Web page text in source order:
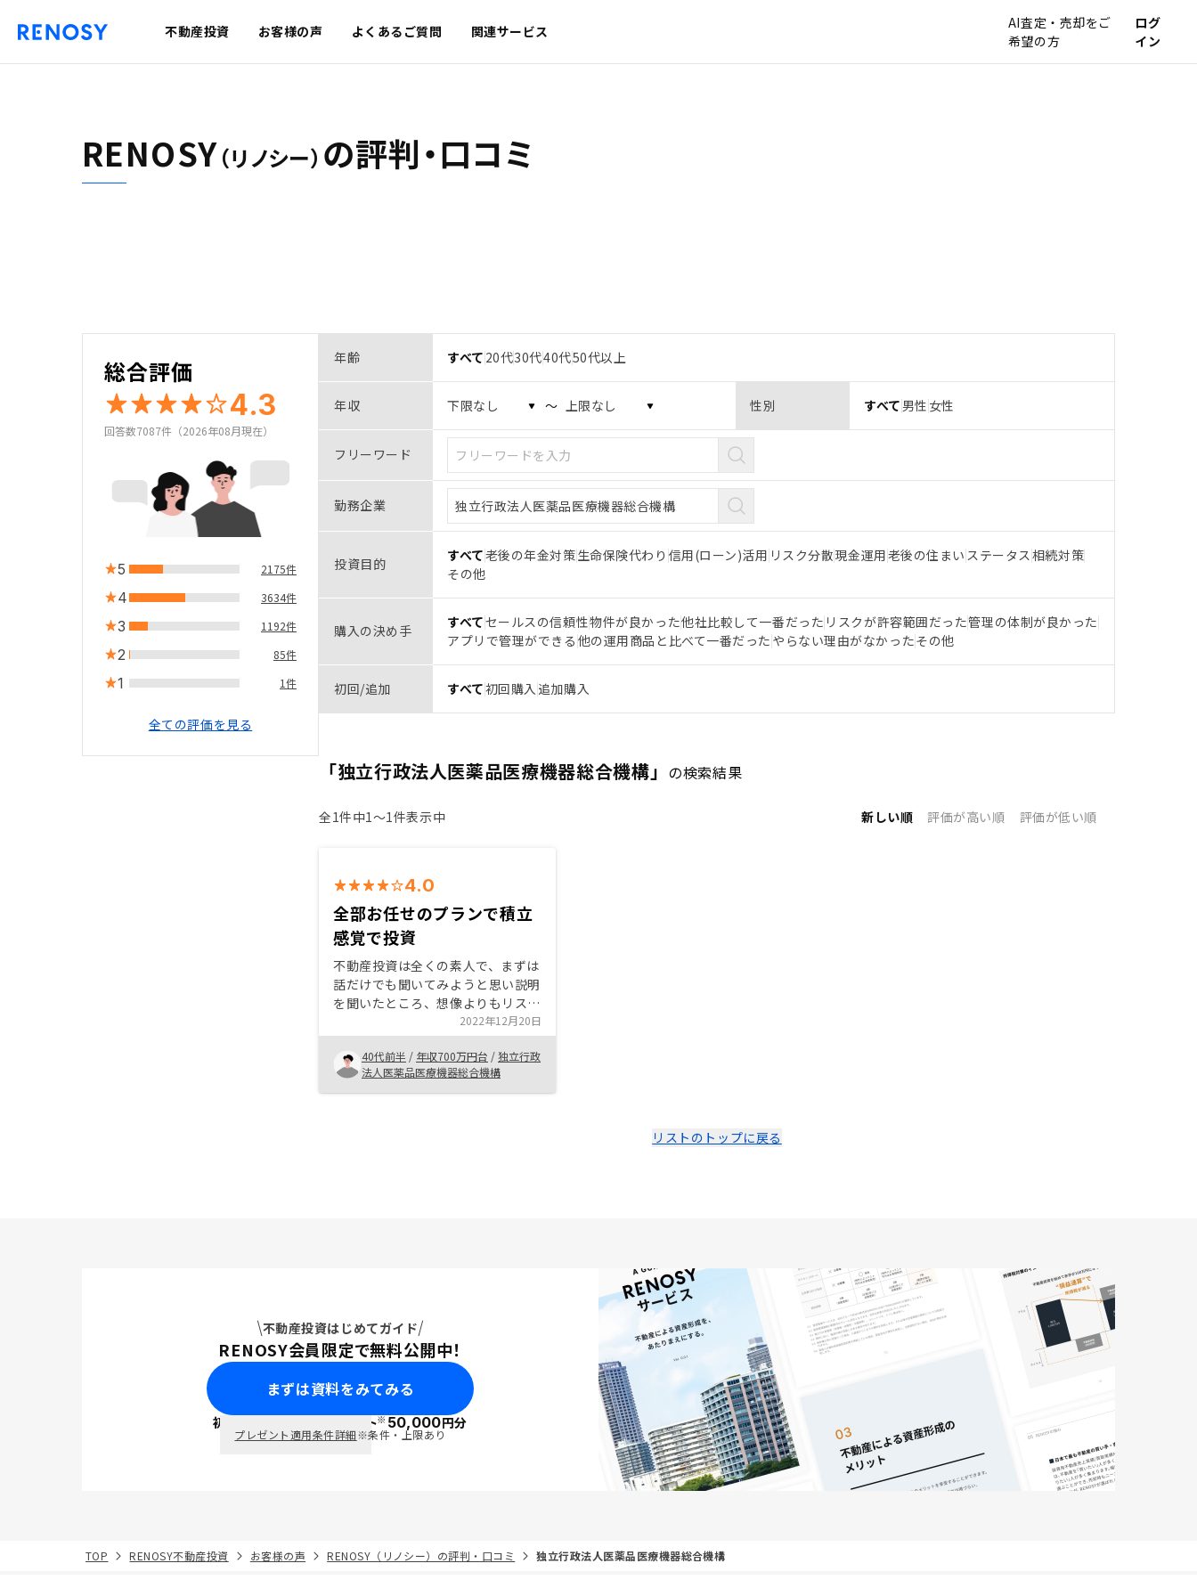
不動産投資 お客様の声 よくあるご質問 関連サービス
AI査定・売却をご
希望の方
ログ
イン
RENOSY（リノシー） の評判・口コミ
総合評価
4.3
回答数7087件（2026年08月現在）
5 2175件
4 3634件
3 1192件
2 85件
1 1件
全ての評価を見る
年齢 すべて 20代30代40代50代以上
年収 〜 性別 すべて 男性 女性
フリーワード
勤務企業
投資目的 すべて老後の年金対策生命保険代わり 信用(ローン)活用 リスク分散現金運用老後の住まい ステータス相続対策
その他
購入の決め手 すべてセールスの信頼性物件が良かった他社比較して一番だった リスクが許容範囲だった管理の体制が良かった
アプリで管理ができる 他の運用商品と比べて一番だった やらない理由がなかったその他
初回/追加 すべて初回購入 追加購入
「独立行政法人医薬品医療機器総合機構」 の検索結果
全1件中1〜1件表示中 新しい順 評価が高い順 評価が低い順
4.0
全部お任せのプランで積立
感覚で投資
不動産投資は全くの素人で、まずは
話だけでも聞いてみようと思い説明
を聞いたところ、想像よりもリスク
が小さくリターンが大きいと感じ、
あっという間に契約まで至りまし
た。複数の担当者がチームで対応し
てくださって、契約までもスムーズ
でしたし、細かいところまで気軽に
た。いつまでもローンの書類「未提
出」でしたので。
2022年12月20日
40代前半 / 年収700万円台 /独立行政
法人医薬品医療機器総合機構
リストのトップに戻る
不動産投資はじめてガイド
RENOSY会員限定で無料公開中！
まずは資料をみてみる
初回面談で ポイント※50,000円分
プレゼント適用条件詳細※条件・上限あり
TOP RENOSY不動産投資 お客様の声 RENOSY（リノシー）の評判・口コミ 独立行政法人医薬品医療機器総合機構